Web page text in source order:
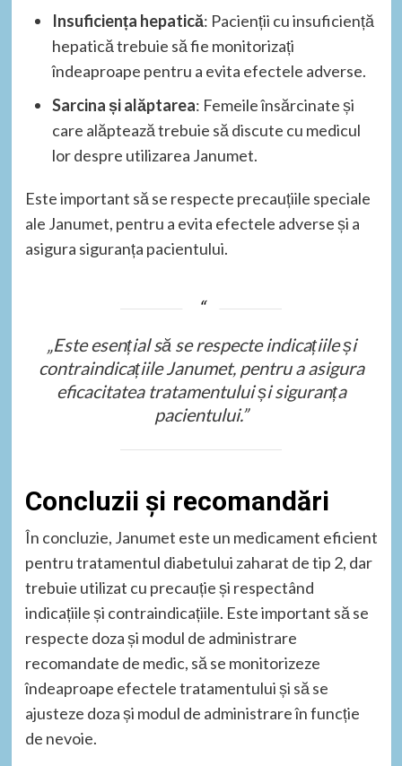
Insuficiența hepatică: Pacienții cu insuficiență
hepatică trebuie să fie monitorizați
îndeaproape pentru a evita efectele adverse.
Sarcina și alăptarea: Femeile însărcinate și
care alăptează trebuie să discute cu medicul
lor despre utilizarea Janumet.
Este important să se respecte precauțiile speciale
ale Janumet, pentru a evita efectele adverse și a
asigura siguranța pacientului.
„Este esențial să se respecte indicațiile și
contraindicațiile Janumet, pentru a asigura
eficacitatea tratamentului și siguranța
pacientului.”
Concluzii și recomandări
În concluzie, Janumet este un medicament eficient
pentru tratamentul diabetului zaharat de tip 2, dar
trebuie utilizat cu precauție și respectând
indicațiile și contraindicațiile. Este important să se
respecte doza și modul de administrare
recomandate de medic, să se monitorizeze
îndeaproape efectele tratamentului și să se
ajusteze doza și modul de administrare în funcție
de nevoie.